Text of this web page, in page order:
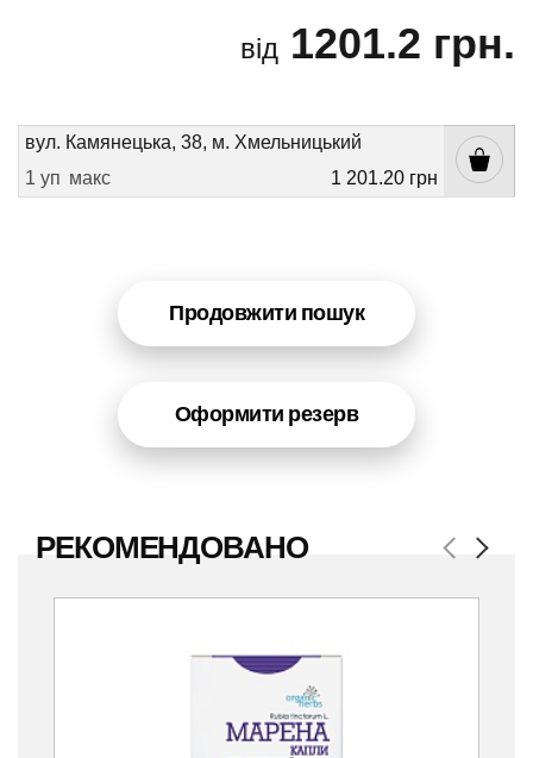
від 1201.2 грн.
вул. Камянецька, 38, м. Хмельницький
1 уп макс 1 201.20 грн
Продовжити пошук
Оформити резерв
РЕКОМЕНДОВАНО Previous
Next